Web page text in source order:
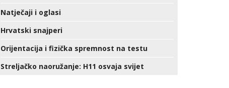
Natječaji i oglasi
Hrvatski snajperi
Orijentacija i fizička spremnost na testu
Streljačko naoružanje: H11 osvaja svijet